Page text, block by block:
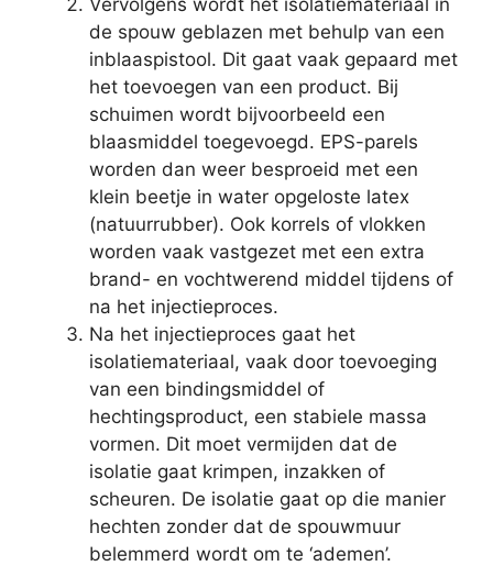
de spouw geblazen met behulp van een
inblaaspistool. Dit gaat vaak gepaard met
het toevoegen van een product. Bij
schuimen wordt bijvoorbeeld een
blaasmiddel toegevoegd. EPS-parels
worden dan weer besproeid met een
klein beetje in water opgeloste latex
(natuurrubber). Ook korrels of vlokken
worden vaak vastgezet met een extra
brand- en vochtwerend middel tijdens of
na het injectieproces.
Na het injectieproces gaat het
isolatiemateriaal, vaak door toevoeging
van een bindingsmiddel of
hechtingsproduct, een stabiele massa
vormen. Dit moet vermijden dat de
isolatie gaat krimpen, inzakken of
scheuren. De isolatie gaat op die manier
hechten zonder dat de spouwmuur
belemmerd wordt om te ‘ademen’.